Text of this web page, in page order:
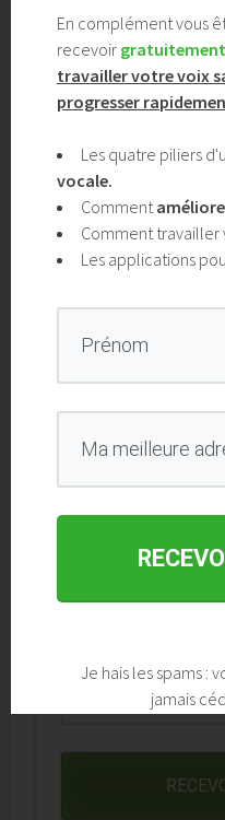
Merci
article !
En complément
"Comment
professeur et
rapidement?"
Les quatre
technique
Comment
En complément vous
recevoir gratuitement
travailler votre voix
progresser
Les quatre piliers
vocale.
Comment
Comment travailler
Les applications
Je hais les spams :
jamais